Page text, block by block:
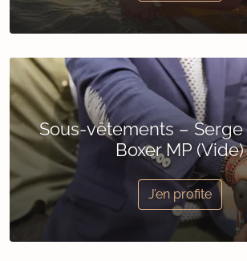
Sous-vêtements –
Boxer MP (Vide)
J’en profite